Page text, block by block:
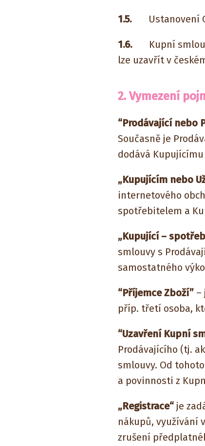
1.5.Ustanovení
1.6.Kupní smlouva
lze uzavřít v
2. Vymezení
“Prodávající nebo
Současně je
dodává
„Kupujícím nebo
internetového
spotřebitelem a
„Kupující –
smlouvy s
samostatného
“Příjemce Zboží” –
příp. třetí osoba,
“Uzavření Kupní
Prodávajícího (tj.
smlouvy. Od
a povinnosti z
„Registrace“ je
nákupů, využívání
zrušení